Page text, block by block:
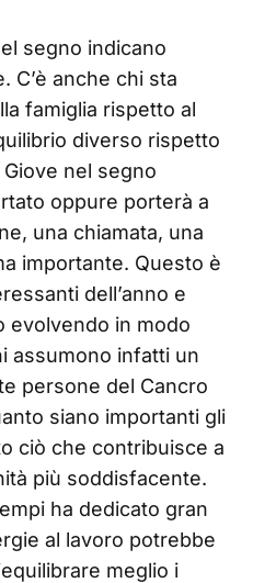
segno indicano
C’è anche chi sta
famiglia rispetto al
diverso rispetto
nel segno
oppure porterà a
una chiamata, una
importante. Questo è
dell’anno e
evolvendo in modo
assumono infatti un
persone del Cancro
siano importanti gli
ciò che contribuisce a
più soddisfacente.
ha dedicato gran
al lavoro potrebbe
meglio i